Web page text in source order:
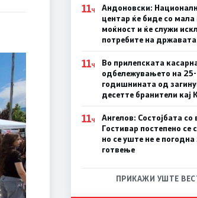
11Ч
Андоновски:
центар ќе биде со
моќност и ќе служи
потребите на државата
11Ч
Во прилепската
одбележувањето на 25-
годишнината од
десетте бранители кај
11Ч
Ангелов: Состојбата со
Гостивар постепено се
но се уште не е
готвење
ПРИКАЖИ УШТЕ